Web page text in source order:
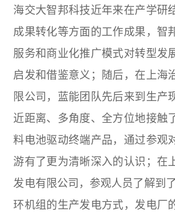
海交大智邦科技近年来在产学研
成果转化等方面的工作成果，智
服务和商业化推广模式对转型发
启发和借鉴意义；随后，在上海
限公司，蓝能团队先后来到生产
近距离、多角度、全方位地接触
料电池驱动终端产品，通过参观
游有了更为清晰深入的认识；在
发电有限公司，参观人员了解到
环机组的生产发电方式，发电厂